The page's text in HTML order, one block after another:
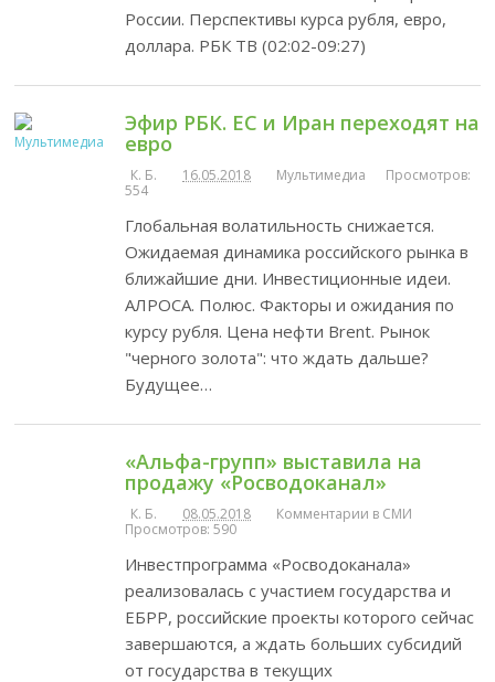
России. Перспективы курса рубля, евро,
доллара. РБК ТВ (02:02-09:27)
Эфир РБК. ЕС и Иран переходят на
евро
К. Б. 16.05.2018 Мультимедиа
Просмотров:
554
Глобальная волатильность снижается.
Ожидаемая динамика российского рынка в
ближайшие дни. Инвестиционные идеи.
АЛРОСА. Полюс. Факторы и ожидания по
курсу рубля. Цена нефти Brent. Рынок
"черного золота": что ждать дальше?
Будущее…
«Альфа-групп» выставила на
продажу «Росводоканал»
К. Б. 08.05.2018
Комментарии в СМИ
Просмотров: 590
Инвестпрограмма «Росводоканала»
реализовалась с участием государства и
ЕБРР, российские проекты которого сейчас
завершаются, а ждать больших субсидий
от государства в текущих